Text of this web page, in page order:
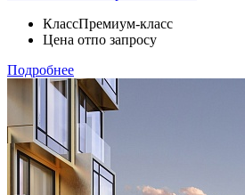
КлассПремиум-класс
Цена отпо запросу
Подробнее